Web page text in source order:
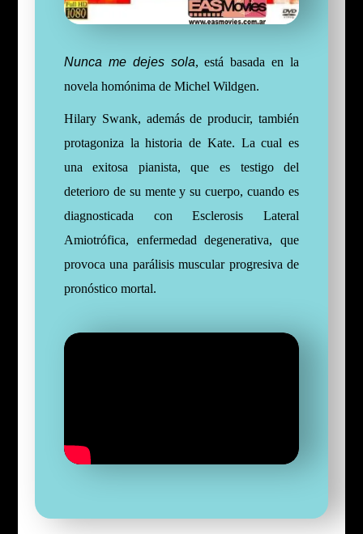
Nunca me dejes sola, está basada en la
novela homónima de Michel Wildgen.
Hilary Swank, además de producir, también
protagoniza la historia de Kate. La cual es
una exitosa pianista, que es testigo del
deterioro de su mente y su cuerpo, cuando es
diagnosticada con Esclerosis Lateral
Amiotrófica, enfermedaddegenerativa, que
provoca una parálisis muscular progresiva de
pronóstico mortal.